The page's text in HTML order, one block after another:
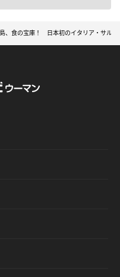
、食の宝庫！ 日本初のイタリア・サル